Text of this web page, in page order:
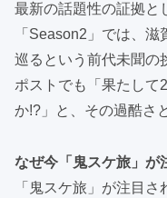
最新の話題性の証拠と
「Season2」では、
巡るという前代未聞の
ポストでも「果たして
か!?」と、その過酷さ
なぜ今「鬼スケ旅」が
「鬼スケ旅」が注目